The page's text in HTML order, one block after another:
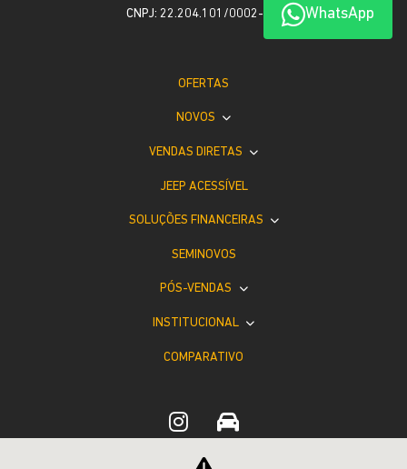
WhatsApp
CNPJ: 22.204.101/0002-06
OFERTAS
NOVOS
VENDAS DIRETAS
JEEP ACESSÍVEL
SOLUÇÕES FINANCEIRAS
SEMINOVOS
PÓS-VENDAS
INSTITUCIONAL
COMPARATIVO